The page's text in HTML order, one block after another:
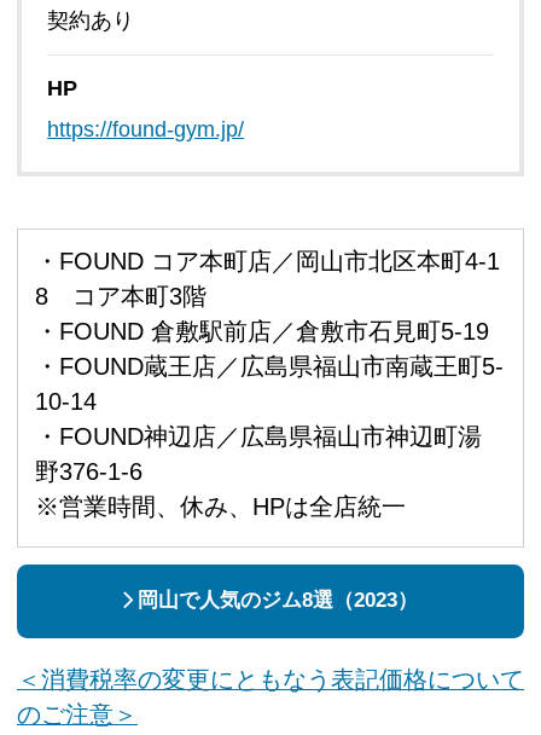
契約あり
HP
https://found-gym.jp/
・FOUND コア本町店／岡山市北区本町4-1
8 コア本町3階
・FOUND 倉敷駅前店／倉敷市石見町5-19
・FOUND蔵王店／広島県福山市南蔵王町5-
10-14
・FOUND神辺店／広島県福山市神辺町湯
野376-1-6
※営業時間、休み、HPは全店統一
岡山で人気のジム8選（2023）
＜消費税率の変更にともなう表記価格について
のご注意＞